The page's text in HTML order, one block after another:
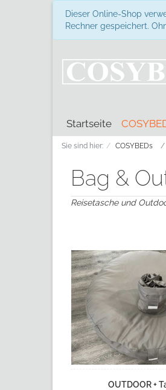
Dieser Online-Shop
Rechner gespeichert.
Startseite
Sie sind hier: COSYBEDs
Bag &
Reisetasche und
OUTDOOR +